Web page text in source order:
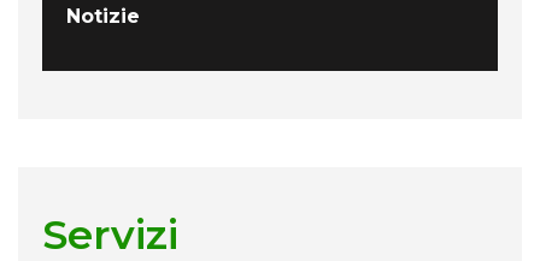
Notizie
Servizi